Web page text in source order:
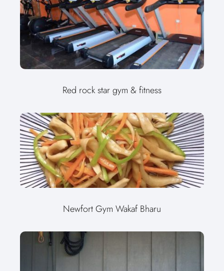
Red rock star gym & fitness
Newfort Gym Wakaf Bharu